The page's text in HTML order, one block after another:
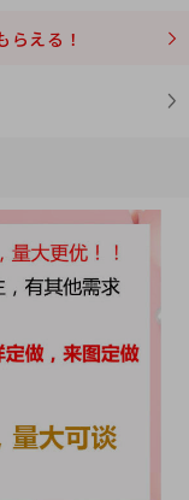
える！